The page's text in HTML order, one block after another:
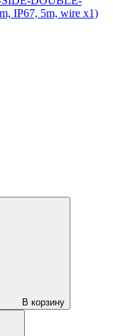
IP67, 5m, wire x1)
В корзину